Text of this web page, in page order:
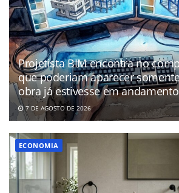
Projetista BIM encontra no
que poderiam aparecer
obra já estivesse em andamento
7 DE AGOSTO DE 2026
ECONOMIA